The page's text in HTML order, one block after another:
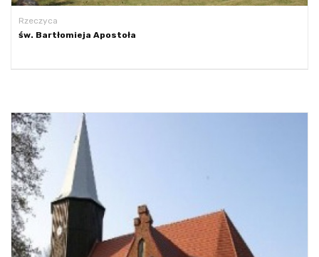
Rzeczyca
św. Bartłomieja Apostoła